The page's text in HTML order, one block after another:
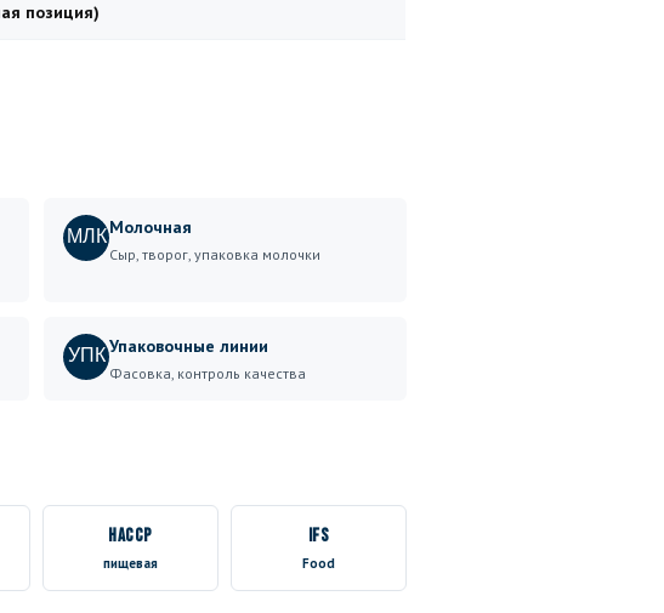
позиция)
МЛКМолочная
Сыр, творог, упаковка молочки
УПКУпаковочные линии
Фасовка, контроль качества
HACCP
пищевая
IFS
Food